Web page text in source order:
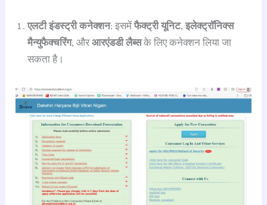
एलटी इंडस्ट्री कनेक्शन: इसमेंफैक्ट्री यूनिट,इलेक्ट्रॉनिक्स
मैन्युफैक्चरिंग, औरआरएंडडी लैब्सके लिए कनेक्शन लिया जा
सकता है।